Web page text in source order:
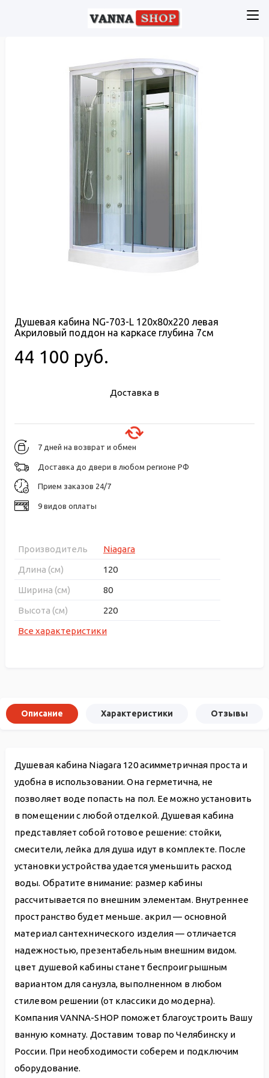
Душевая кабина NG-703-L 120x80x220 левая
Акриловый поддон на каркасе глубина 7см
44 100 руб.
Доставка в
7 дней на возврат и обмен
Доставка до двери в любом регионе РФ
Прием заказов 24/7
9 видов оплаты
Производитель
Niagara
Длина (см)
120
Ширина (см)
80
Высота (см)
220
Все характеристики
Описание Характеристики Отзывы
Душевая кабина Niagara 120 асимметричная проста и
удобна в использовании. Она герметична, не
позволяет воде попасть на пол. Ее можно установить
в помещении с любой отделкой. Душевая кабина
представляет собой готовое решение: стойки,
смесители, лейка для душа идут в комплекте. После
установки устройства удается уменьшить расход
воды. Обратите внимание: размер кабины
рассчитывается по внешним элементам. Внутреннее
пространство будет меньше. акрил — основной
материал сантехнического изделия — отличается
надежностью, презентабельным внешним видом.
цвет душевой кабины станет беспроигрышным
вариантом для санузла, выполненном в любом
стилевом решении (от классики до модерна).
Компания VANNA-SHOP поможет благоустроить Вашу
ванную комнату. Доставим товар по Челябинску и
России. При необходимости соберем и подключим
оборудование.